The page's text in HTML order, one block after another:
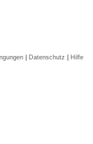
| Datenschutz | Hilfe